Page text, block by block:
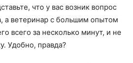
что у вас возник вопрос
а ветеринар с большим опытом
всего за несколько минут, и не
Удобно, правда?